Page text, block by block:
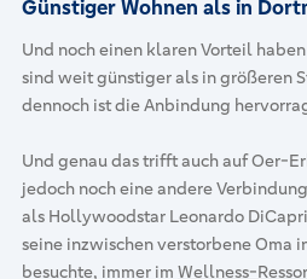
Günstiger Wohnen als in
Und noch einen klaren Vorteil
sind weit günstiger als in größeren
dennoch ist die Anbindung
Und genau das trifft auch auf Oer-
jedoch noch eine andere
als Hollywoodstar Leonardo
seine inzwischen verstorbene Oma
besuchte, immer im Wellness-